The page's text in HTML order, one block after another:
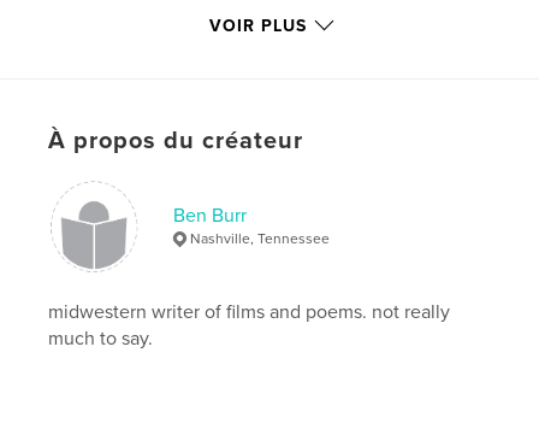
jesus christ for now maybe satan later
VOIR PLUS
À propos du créateur
Ben Burr
Nashville, Tennessee
midwestern writer of films and poems. not really
much to say.